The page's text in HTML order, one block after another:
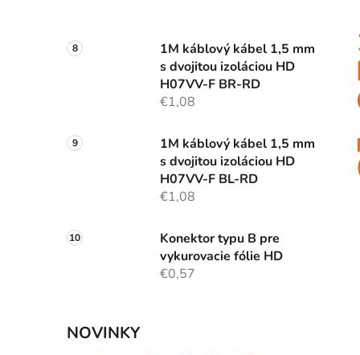
1M káblový kábel 1,5 mm
s dvojitou izoláciou HD
H07VV-F BR-RD
€1,08
1M káblový kábel 1,5 mm
s dvojitou izoláciou HD
H07VV-F BL-RD
€1,08
Konektor typu B pre
vykurovacie fólie HD
€0,57
NOVINKY